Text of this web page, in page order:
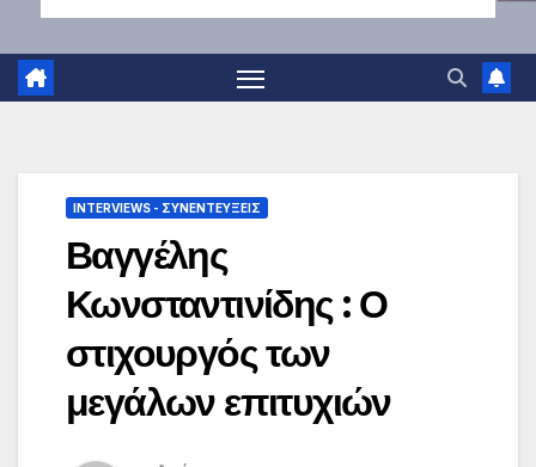
INTERVIEWS - ΣΥΝΕΝΤΕΎΞΕΙΣ
Βαγγέλης
Κωνσταντινίδης : Ο
στιχουργός των
μεγάλων επιτυχιών